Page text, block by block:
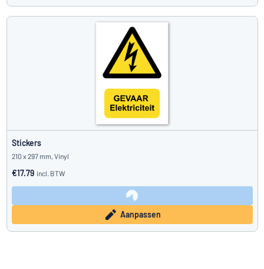
Stickers
210 x 297 mm, Vinyl
€17.79 incl. BTW
Aanpassen